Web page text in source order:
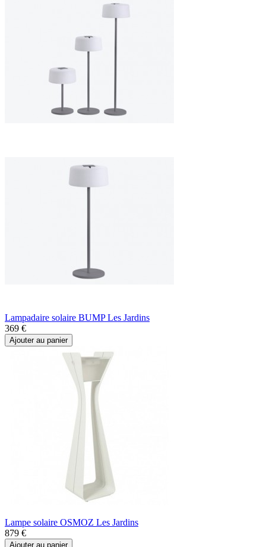
Lampadaire solaire BUMP Les Jardins
369 €
Ajouter au panier
Lampe solaire OSMOZ Les Jardins
879 €
Ajouter au panier